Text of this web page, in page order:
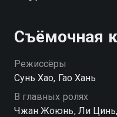
Съёмочная
Режиссёры
Сунь Хао, Гао Хань
В главных ролях
Чжан Жоюнь, Ли